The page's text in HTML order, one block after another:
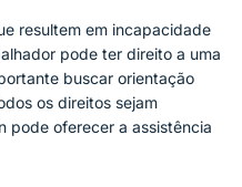
resultem em incapacidade
pode ter direito a uma
buscar orientação
os direitos sejam
pode oferecer a assistência